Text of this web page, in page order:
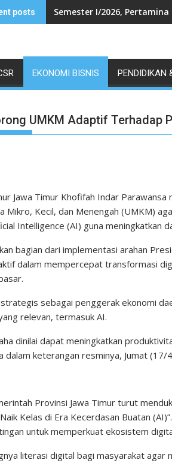
posts Semester I/2026, Pertamina
EKONOMI BISNIS PENDIDIKAN
UMKM Adaptif Terhadap
Jawa Timur Khofifah Indar
Mikro, Kecil, dan Menengah (UMKM)
Intelligence (AI) guna meningkatkan
bagian dari implementasi arahan
dalam mempercepat transformasi
sebagai penggerak ekonomi
relevan, termasuk AI.
dinilai dapat meningkatkan
dalam keterangan resminya, Jumat (17/
Provinsi Jawa Timur turut
Kelas di Era Kecerdasan Buatan
untuk memperkuat ekosistem
literasi digital bagi masyarakat agar